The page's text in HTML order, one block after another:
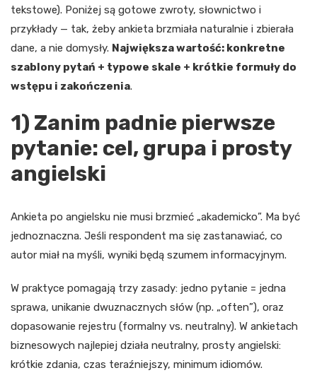
tekstowe). Poniżej są gotowe zwroty, słownictwo i
przykłady — tak, żeby ankieta brzmiała naturalnie i zbierała
dane, a nie domysły. Największa wartość: konkretne
szablony pytań + typowe skale + krótkie formuły do
wstępu i zakończenia.
1) Zanim padnie pierwsze
pytanie: cel, grupa i prosty
angielski
Ankieta po angielsku nie musi brzmieć „akademicko”. Ma być
jednoznaczna. Jeśli respondent ma się zastanawiać, co
autor miał na myśli, wyniki będą szumem informacyjnym.
W praktyce pomagają trzy zasady: jedno pytanie = jedna
sprawa, unikanie dwuznacznych słów (np. „often”), oraz
dopasowanie rejestru (formalny vs. neutralny). W ankietach
biznesowych najlepiej działa neutralny, prosty angielski:
krótkie zdania, czas teraźniejszy, minimum idiomów.